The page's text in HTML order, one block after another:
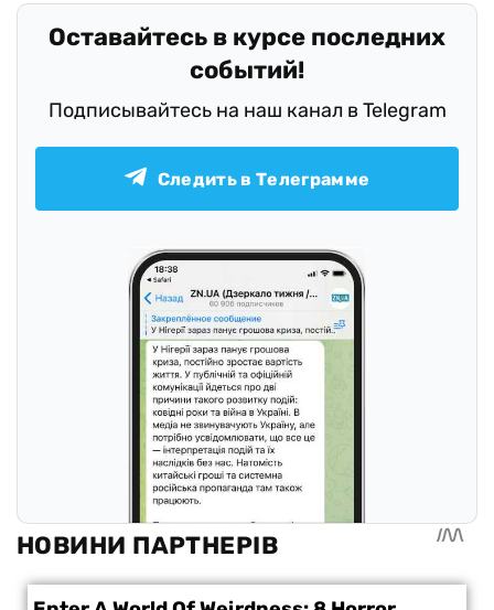
Оставайтесь в курсе последних
событий!
Подписывайтесь на наш канал в Telegram
Следить в Телеграмме